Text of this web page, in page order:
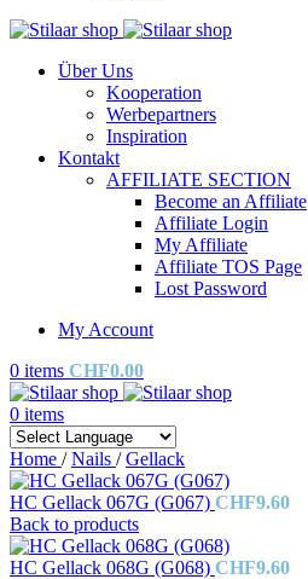
Über Uns
Kooperation
Werbepartners
Inspiration
Kontakt
AFFILIATE SECTION
Become an Affiliate
Affiliate Login
My Affiliate
Affiliate TOS Page
Lost Password
My Account
0 items CHF0.00
0 items
Home / Nails / Gellack
HC Gellack 067G (G067) CHF9.60
Back to products
HC Gellack 068G (G068) CHF9.60